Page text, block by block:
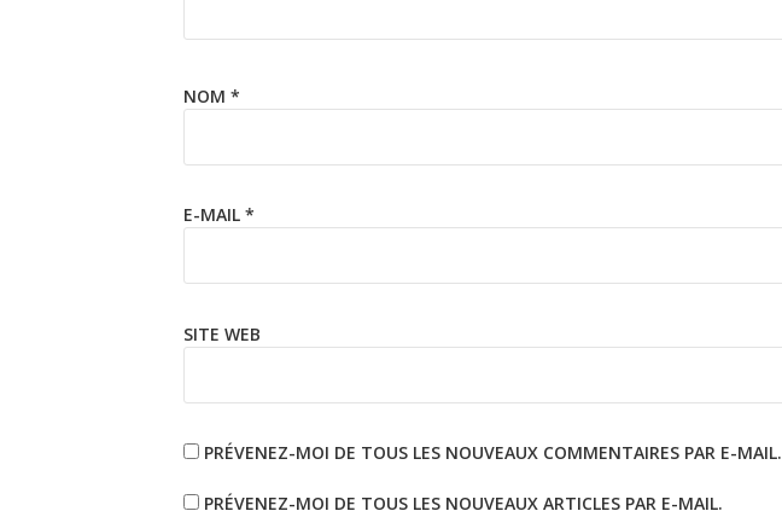
NOM *
E-MAIL *
SITE WEB
PRÉVENEZ-MOI DE TOUS LES NOUVEAUX COMMENTAIRES PAR E-MAIL.
PRÉVENEZ-MOI DE TOUS LES NOUVEAUX ARTICLES PAR E-MAIL.